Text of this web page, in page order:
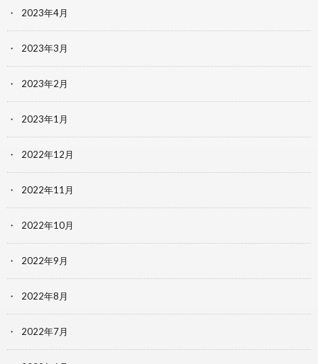
2023年4月
2023年3月
2023年2月
2023年1月
2022年12月
2022年11月
2022年10月
2022年9月
2022年8月
2022年7月